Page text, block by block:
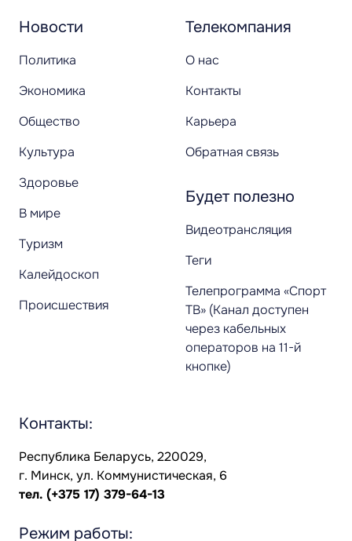
Новости
Политика
Экономика
Общество
Культура
Здоровье
В мире
Туризм
Калейдоскоп
Происшествия
Телекомпания
О нас
Контакты
Карьера
Обратная связь
Будет полезно
Видеотрансляция
Теги
Телепрограмма «Спорт
ТВ» (Канал доступен
через кабельных
операторов на 11-й
кнопке)
Контакты:
Республика Беларусь, 220029,
г. Минск, ул. Коммунистическая, 6
тел. (+375 17) 379-64-13
Режим работы: